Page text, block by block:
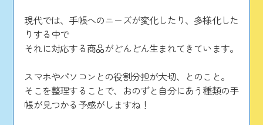
現代では、手帳へのニーズが変化したり、多様化した
りする中で
それに対応する商品がどんどん生まれてきています。
スマホやパソコンとの役割分担が大切、とのこと。
そこを整理することで、おのずと自分にあう種類の手
帳が見つかる予感がしますね！